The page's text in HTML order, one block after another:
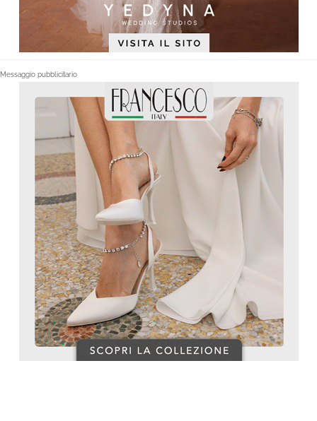
Messaggio pubblicitario